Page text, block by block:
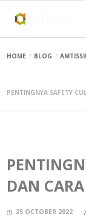
HOME BLOG
PENTINGNYA SAFETY
DAN
25 OCTOBER 2022